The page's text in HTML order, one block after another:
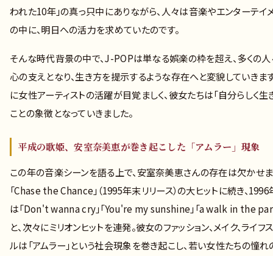
われた10年」の真っ只中にありながら、人々は音楽やエンターテイ
の中に、明日への活力を求めていたのです。
そんな時代背景の中で、J-POPは単なる娯楽の枠を超え、多くの
心の支えとなり、生き方を提示するような存在へと変貌していきま
に女性アーティストの活躍が目覚ましく、彼女たちは「自分らしく生
ことの象徴となっていきました。
平成の歌姫、安室奈美恵が巻き起こした「アムラー」現象
この年の音楽シーンを語る上で、安室奈美恵さんの存在は欠かせま
「Chase the Chance」（1995年末リリース）の大ヒットに続き、1996
は「Don't wanna cry」「You're my sunshine」「a walk in the
と、次々にミリオンヒットを連発。彼女のファッション、メイク、ライフ
ルは「アムラー」という社会現象を巻き起こし、若い女性たちの憧れ